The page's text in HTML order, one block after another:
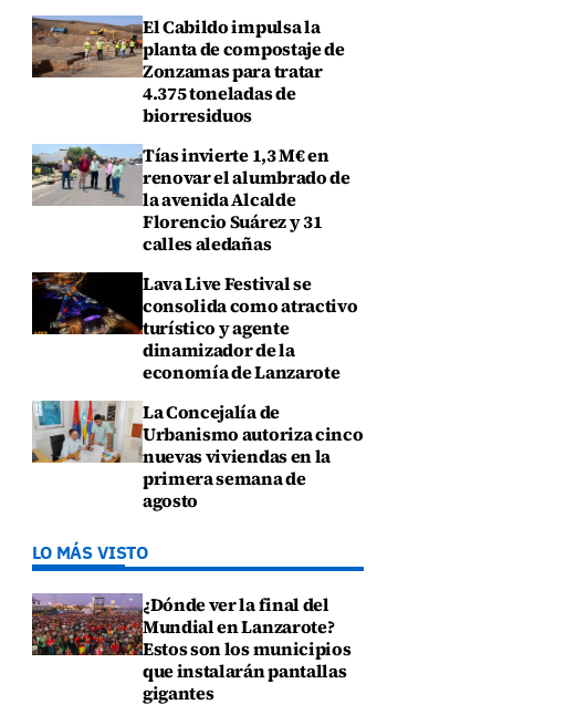
El Cabildo impulsa la
planta de compostaje de
Zonzamas para tratar
4.375 toneladas de
biorresiduos
Tías invierte 1,3 M€ en
renovar el alumbrado de
la avenida Alcalde
Florencio Suárez y 31
calles aledañas
Lava Live Festival se
consolida como atractivo
turístico y agente
dinamizador de la
economía de Lanzarote
La Concejalía de
Urbanismo autoriza cinco
nuevas viviendas en la
primera semana de
agosto
LO MÁS VISTO
¿Dónde ver la final del
Mundial en Lanzarote?
Estos son los municipios
que instalarán pantallas
gigantes